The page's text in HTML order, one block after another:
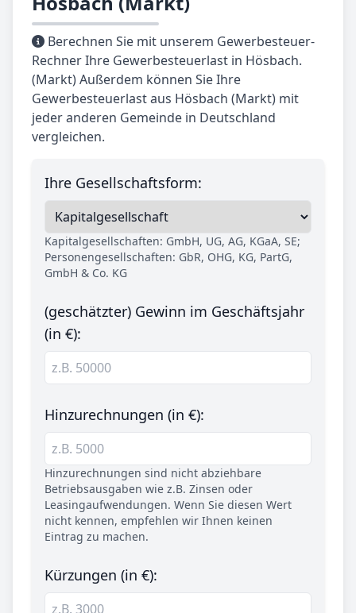
Berechnen Sie mit unserem Gewerbesteuer-
Rechner Ihre Gewerbesteuerlast in Hösbach.
(Markt) Außerdem können Sie Ihre
Gewerbesteuerlast aus Hösbach (Markt) mit
jeder anderen Gemeinde in Deutschland
vergleichen.
Ihre Gesellschaftsform:
Kapitalgesellschaften: GmbH, UG, AG, KGaA, SE;
Personengesellschaften: GbR, OHG, KG, PartG,
GmbH & Co. KG
(geschätzter) Gewinn im Geschäftsjahr
(in €):
Hinzurechnungen (in €):
Hinzurechnungen sind nicht abziehbare
Betriebsausgaben wie z.B. Zinsen oder
Leasingaufwendungen. Wenn Sie diesen Wert
nicht kennen, empfehlen wir Ihnen keinen
Eintrag zu machen.
Kürzungen (in €):